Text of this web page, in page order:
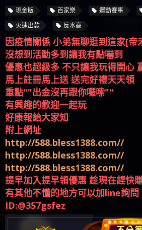
火速出款
沒想到活動多到讓我有點嚇到
優惠也超級多 不只讓我玩得開心
馬上註冊馬上送 送完好禮天天領
重點""出金沒再跟你囉嗦""
有興趣的歡迎一起玩
好康報給大家知
附上網址
http://588.bless1388.com//
http://588.bless1388.com//
http://588.bless1388.com//
提早加入提早領優惠 趁現在趕快賺
有其他不懂的地方可以加line詢問
ID:@357gsfez